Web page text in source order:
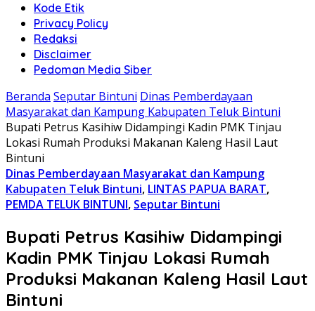
Kode Etik
Privacy Policy
Redaksi
Disclaimer
Pedoman Media Siber
Beranda Seputar Bintuni Dinas Pemberdayaan
Masyarakat dan Kampung Kabupaten Teluk Bintuni
Bupati Petrus Kasihiw Didampingi Kadin PMK Tinjau
Lokasi Rumah Produksi Makanan Kaleng Hasil Laut
Bintuni
Dinas Pemberdayaan Masyarakat dan Kampung
Kabupaten Teluk Bintuni, LINTAS PAPUA BARAT,
PEMDA TELUK BINTUNI, Seputar Bintuni
Bupati Petrus Kasihiw Didampingi
Kadin PMK Tinjau Lokasi Rumah
Produksi Makanan Kaleng Hasil Laut
Bintuni